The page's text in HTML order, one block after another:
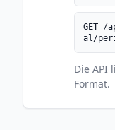
GET /
al/
Die API
Format.